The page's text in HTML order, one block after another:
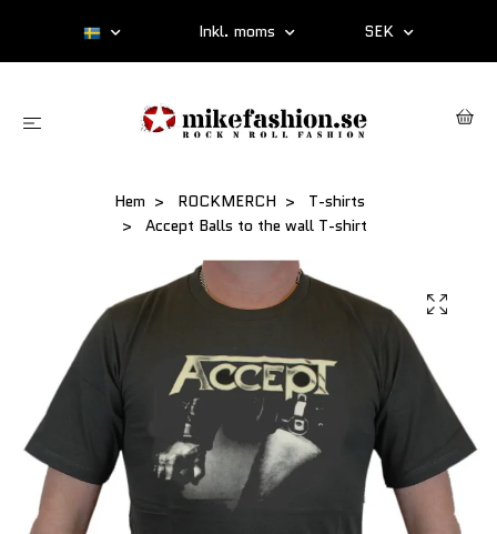
Inkl. moms SEK
Hem ROCKMERCH
T-shirts
Accept Balls to the wall T-shirt